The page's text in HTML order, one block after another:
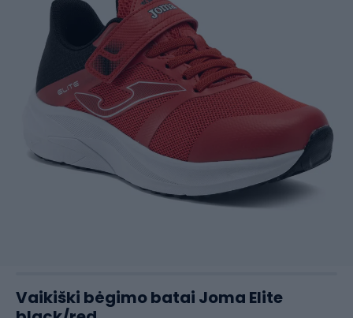
Vaikiški bėgimo batai Joma Elite